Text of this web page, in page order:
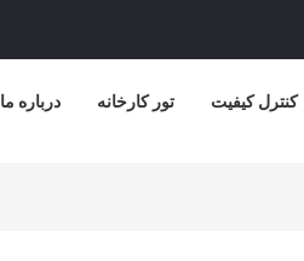
درباره ما تور کارخانه کنترل کیفیت